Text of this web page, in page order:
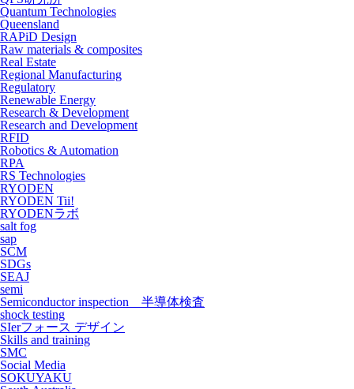
Quantum Technologies
Queensland
RAPiD Design
Raw materials & composites
Real Estate
Regional Manufacturing
Regulatory
Renewable Energy
Research & Development
Research and Development
RFID
Robotics & Automation
RPA
RS Technologies
RYODEN
RYODEN Tii!
RYODENラボ
salt fog
sap
SCM
SDGs
SEAJ
semi
Semiconductor inspection 半導体検査
shock testing
SIerフォース デザイン
Skills and training
SMC
Social Media
SOKUYAKU